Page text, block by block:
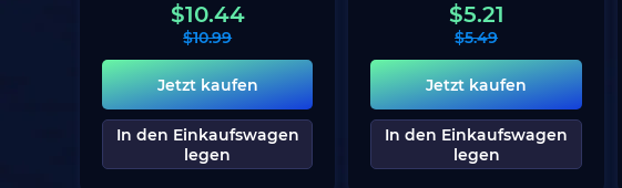
$10.44
$10.99
Jetzt kaufen
In den Einkaufswagen
legen
$5.21
$5.49
Jetzt kaufen
In den Einkaufswagen
legen